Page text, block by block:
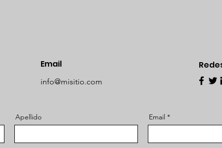
Email
info@misitio.com
Apellido Email